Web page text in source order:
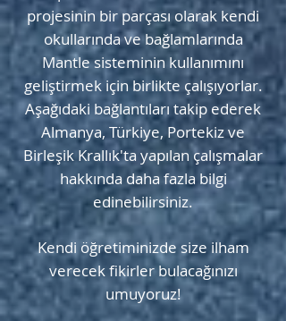
projesinin bir parçası olarak kendi
okullarında ve bağlamlarında
Mantle sisteminin kullanımını
geliştirmek için birlikte çalışıyorlar.
Aşağıdaki bağlantıları takip ederek
Almanya, Türkiye, Portekiz ve
Birleşik Krallık'ta yapılan çalışmalar
hakkında daha fazla bilgi
edinebilirsiniz.
Kendi öğretiminizde size ilham
verecek fikirler bulacağınızı
umuyoruz!